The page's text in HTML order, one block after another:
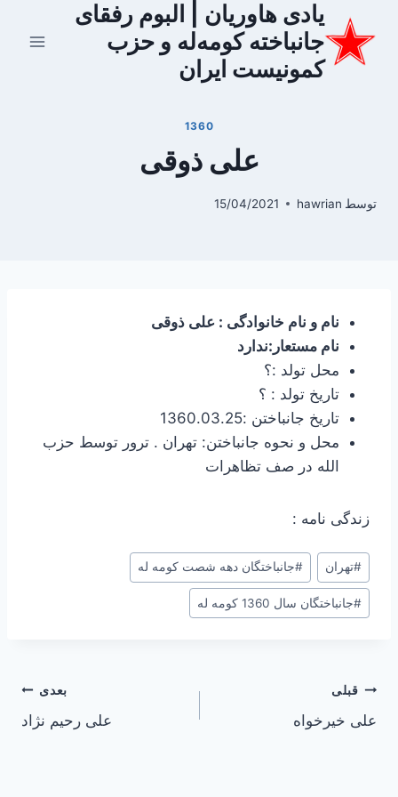
محتوا
یادی هاوریان | البوم رفقای
جانباخته کومه‌له و حزب
کمونیست ایران
1360
علی ذوقی
توسط hawrian
15/04/2021
نام و نام خانوادگی : علی ذوقی
نام مستعار:ندارد
محل تولد :؟
تاریخ تولد : ؟
تاریخ جانباختن :1360.03.25
محل و نحوه جانباختن: تهران . ترور توسط حزب
الله در صف تظاهرات
زندگی نامه :
#تهران #جانباختگان دهه شصت کومه له
#جانباختگان سال 1360 کومه له
راهبری
نوشته
قبلی
علی خیرخواه
بعدی
علی رحیم نژاد